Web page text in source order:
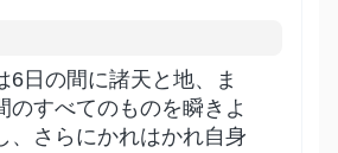
6日の間に諸天と地、ま
のすべてのものを瞬きよ
、さらにかれはかれ自身